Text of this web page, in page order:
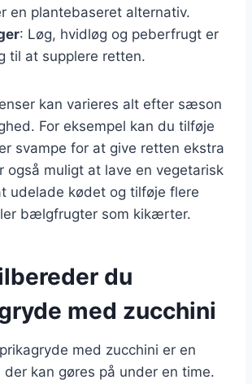
en plantebaseret alternativ.
: Løg, hvidløg og peberfrugt er
til at supplere retten.
kan varieres alt efter sæson
For eksempel kan du tilføje
svampe for at give retten ekstra
også muligt at lave en vegetarisk
udelade kødet og tilføje flere
bælgfrugter som kikærter.
du
med zucchini
med zucchini er en
der kan gøres på under en time.